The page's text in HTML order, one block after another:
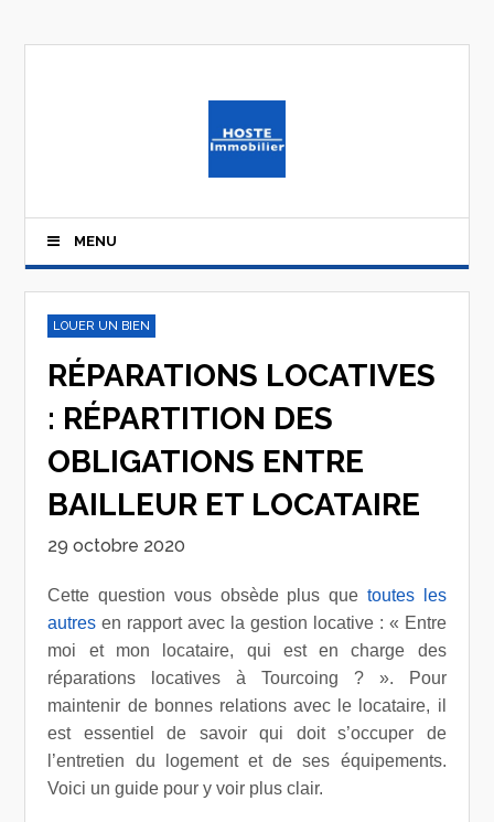
MENU
LOUER UN BIEN
RÉPARATIONS LOCATIVES
: RÉPARTITION DES
OBLIGATIONS ENTRE
BAILLEUR ET LOCATAIRE
29 octobre 2020
Cette question vous obsède plus que toutes les
autres en rapport avec la gestion locative : « Entre
moi et mon locataire, qui est en charge des
réparations locatives à Tourcoing ? ». Pour
maintenir de bonnes relations avec le locataire, il
est essentiel de savoir qui doit s’occuper de
l’entretien du logement et de ses équipements.
Voici un guide pour y voir plus clair.